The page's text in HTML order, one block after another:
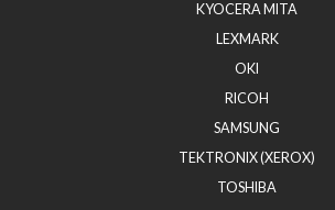
KYOCERA MITA
LEXMARK
OKI
RICOH
SAMSUNG
TEKTRONIX (XEROX)
TOSHIBA